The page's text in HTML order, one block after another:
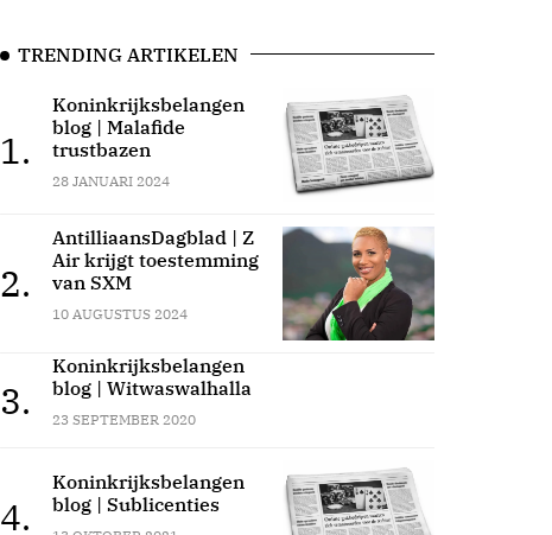
TRENDING ARTIKELEN
1.
Koninkrijksbelangen
blog | Malafide
trustbazen
28 JANUARI 2024
2.
AntilliaansDagblad | Z
Air krijgt toestemming
van SXM
10 AUGUSTUS 2024
3.
Koninkrijksbelangen
blog | Witwaswalhalla
23 SEPTEMBER 2020
4.
Koninkrijksbelangen
blog | Sublicenties